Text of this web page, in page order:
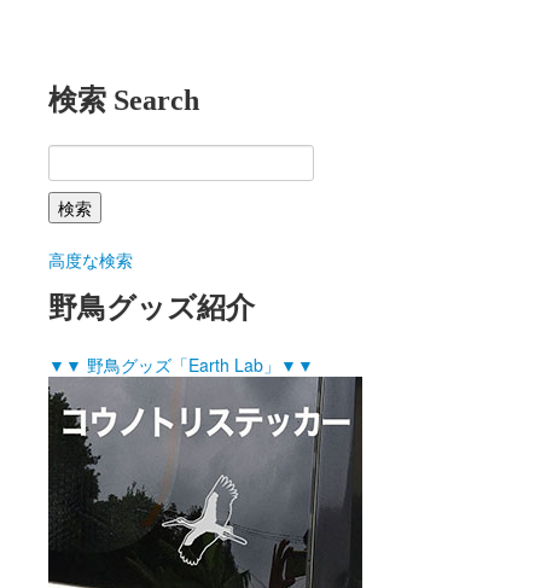
検索 Search
高度な検索
野鳥グッズ紹介
▼▼ 野鳥グッズ「Earth Lab」▼▼